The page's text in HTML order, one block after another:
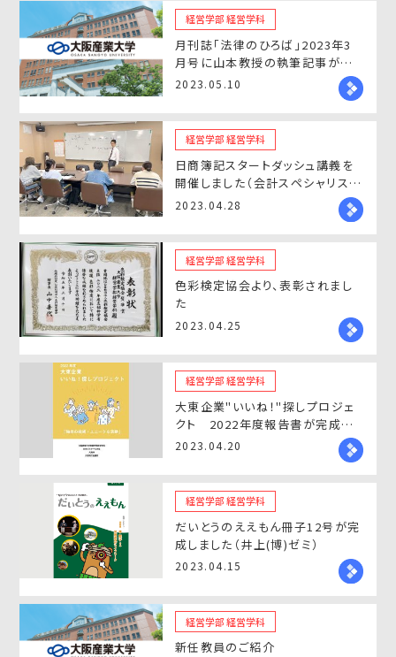
経営学部 経営学科
月刊誌「法律のひろば」2023年3
月号に山本教授の執筆記事が掲
載されました
2023.05.10
経営学部 経営学科
日商簿記スタートダッシュ講義を
開催しました（会計スペシャリスト
コース）
2023.04.28
経営学部 経営学科
色彩検定協会より、表彰されまし
た
2023.04.25
経営学部 経営学科
大東企業"いいね！"探しプロジェ
クト 2022年度報告書が完成し
ました（矢寺ゼミ）
2023.04.20
経営学部 経営学科
だいとうのええもん冊子12号が完
成しました（井上(博)ゼミ）
2023.04.15
経営学部 経営学科
新任教員のご紹介